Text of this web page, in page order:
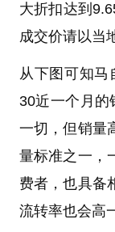
大折扣达到
成交价请以当
从下图可知马
30近一个月的
一切，但销量
量标准之一，
费者，也具备
流转率也会高